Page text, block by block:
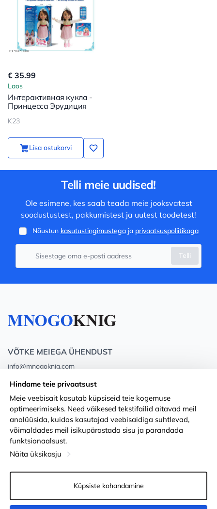
€ 35.99
Laos
Интерактивная кукла -
Принцесса Эрудиция
K23
Lisa ostukorvi
Telli meie uudised!
Ole esimene, kes saab teada meie jooksvatest
soodustustest, pakkumistest ja uutest toodetest!
Nõustun kasutustingimustegaja privaatsuspoliitikaga
Telli
VÕTKE MEIEGA ÜHENDUST
info@mnogoknig.com
Rīga, Augusta Deglava 69d, LV-1082
Meist
Poed
Kohaletoimetamine ja makse
Lojaalsuskaardid
PÕHJUST KOOSTÖÖKS
Privacy Policy
Tingimused
Kauba tagastamine
Küpsiste seaded
Hindame teie privaatsust
Meie veebisait kasutab küpsiseid teie kogemuse
optimeerimiseks. Need väikesed tekstifailid aitavad meil
analüüsida, kuidas kasutajad veebisaidiga suhtlevad,
võimaldades meil isikupärastada sisu ja parandada
funktsionaalsust.
Näita üksikasju
Küpsiste kohandamine